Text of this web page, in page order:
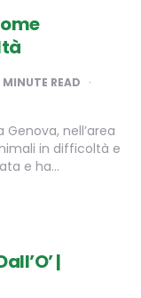
MINUTE READ
nell’area
in difficoltà e
e ha…
|